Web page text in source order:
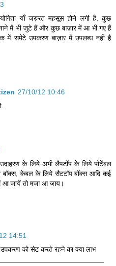
याँ जरुरत महसूस होने लगी है. कुछ
में भी जुटे हैं और कुछ बाज़ार में आ भी गए हैं
में समेटे उपकरण बाज़ार में उपलब्ध नहीं है
27/10/12 10:46
के लिये अभी लैपटॉप के लिये पोर्टेबल
बॉक्स, केबल के लिये सैटटॉप बॉक्स आदि कई
जायें तो मजा आ जाय।
14:51
उपकरण को सेट करते रहने का क्या लाभ